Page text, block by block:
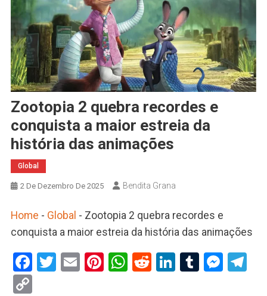
zootopia 2 quebra recordes e
conquista a maior estreia da
história das animações
Global
2 De Dezembro De 2025 Bendita Grana
Home - Global - Zootopia 2 quebra recordes e
conquista a maior estreia da história das animações
Facebook
Twitter
EmailPinterest
WhatsApp
RedditLinkedIn
Tumblr
Copy